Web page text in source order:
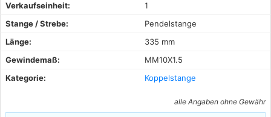
Verkaufseinheit:
1
Stange / Strebe:
Pendelstange
Länge:
335 mm
Gewindemaß:
MM10X1.5
Kategorie:
Koppelstange
alle Angaben ohne Gewähr